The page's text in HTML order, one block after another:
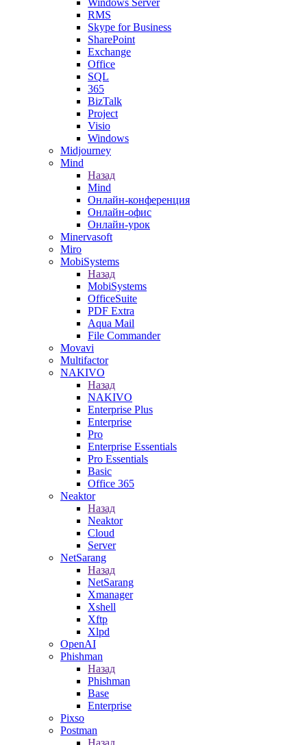
Windows Server
RMS
Skype for Business
SharePoint
Exchange
Office
SQL
365
BizTalk
Project
Visio
Windows
Midjourney
Mind
Назад
Mind
Онлайн-конференция
Онлайн-офис
Онлайн-урок
Minervasoft
Miro
MobiSystems
Назад
MobiSystems
OfficeSuite
PDF Extra
Aqua Mail
File Commander
Movavi
Multifactor
NAKIVO
Назад
NAKIVO
Enterprise Plus
Enterprise
Pro
Enterprise Essentials
Pro Essentials
Basic
Office 365
Neaktor
Назад
Neaktor
Cloud
Server
NetSarang
Назад
NetSarang
Xmanager
Xshell
Xftp
Xlpd
OpenAI
Phishman
Назад
Phishman
Base
Enterprise
Pixso
Postman
Назад